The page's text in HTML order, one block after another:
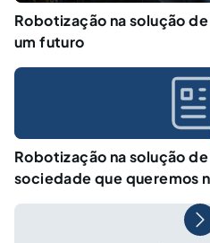
Robotização na solução
um futuro
Robotização na solução
sociedade que queremos